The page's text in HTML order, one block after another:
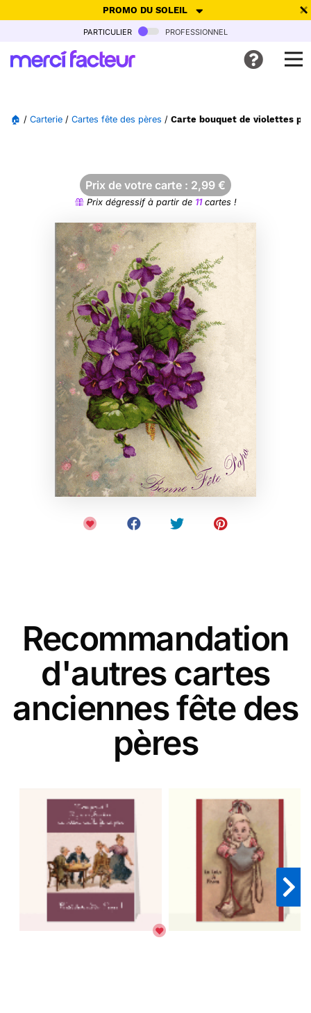
PROMO DU SOLEIL
-30% de réduction avec le code SUMMER26pour envoyer des
Ne plus afficher
particulier professionnel
🏠 / Carterie / Cartes fête des pères / Carte bouquet de violettes
Prix de votre carte : 2,99 €
Prix dégressif à partir de 11cartes !
Recommandation
d'autres cartes
anciennes fête des
pères